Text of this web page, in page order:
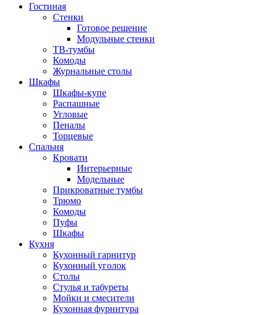
Гостиная
Стенки
Готовое решение
Модульные стенки
ТВ-тумбы
Комоды
Журнальные столы
Шкафы
Шкафы-купе
Распашные
Угловые
Пеналы
Торцевые
Спальня
Кровати
Интерьерные
Модельные
Прикроватные тумбы
Трюмо
Комоды
Пуфы
Шкафы
Кухня
Кухонный гарнитур
Кухонный уголок
Столы
Стулья и табуреты
Мойки и смесители
Кухонная фурнитура